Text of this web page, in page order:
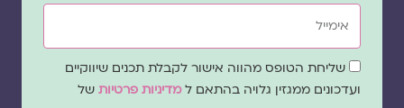
אימייל
שדה
הסכמה
שליחת הטופס מהווה אישור לקבלת תכנים שיווקיים
ועדכונים ממגזין גלויה בהתאם ל מדיניות פרטיותשל